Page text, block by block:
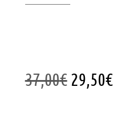
37,00€ 29,50€